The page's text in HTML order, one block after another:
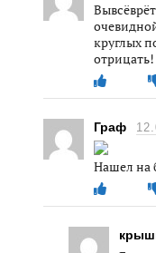
круглых
отрицать!
Граф
Нашел на